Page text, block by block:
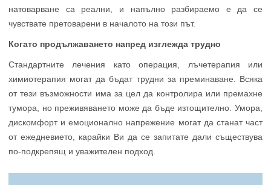
натоварване са реални, и напълно разбираемо е да се
чувствате претоварени в началото на този път.
Когато продължаването напред изглежда трудно
Стандартните лечения като операция, лъчетерапия или
химиотерапия могат да бъдат трудни за преминаване. Всяка
от тези възможности има за цел да контролира или премахне
тумора, но преживяването може да бъде изтощително. Умора,
дискомфорт и емоционално напрежение могат да станат част
от ежедневието, карайки Ви да се запитате дали съществува
по-подкрепящ и уважителен подход.